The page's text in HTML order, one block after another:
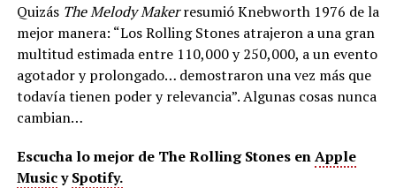
Quizás The Melody Makerresumió Knebworth 1976 de la
mejor manera: “Los Rolling Stones atrajeron a una gran
multitud estimada entre 110,000 y 250,000, a un evento
agotador y prolongado… demostraron una vez más que
todavía tienen poder y relevancia”. Algunas cosas nunca
cambian…
Escucha lo mejor de The Rolling Stones enApple
MusicySpotify.